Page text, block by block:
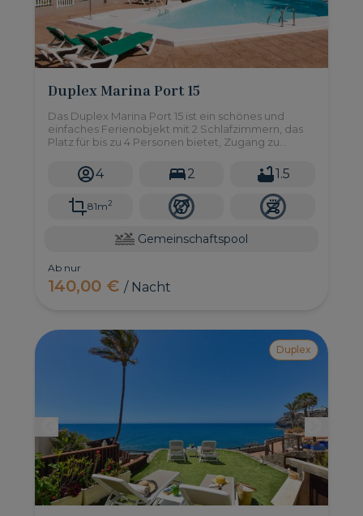
Duplex Marina Port 15
Das Duplex Marina Port 15 ist ein schönes und
einfaches Ferienobjekt mit 2 Schlafzimmern, das
Platz für bis zu 4 Personen bietet, Zugang zu
exklusiven und privaten Resorts Pasito Blanco im
Süden von Gran Canaria ist.
4 2 1.5
81m2
Gemeinschaftspool
Ab nur
140,00 €/ Nacht
Duplex